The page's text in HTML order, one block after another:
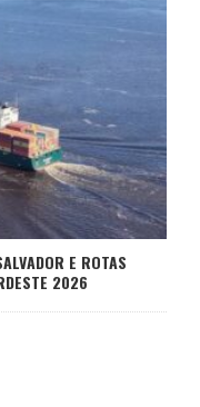
E ROTAS
2026